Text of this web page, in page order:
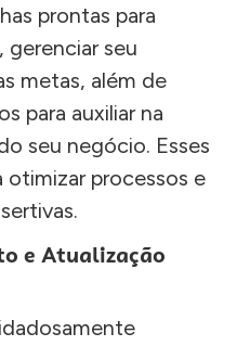
prontas para
gerenciar seu
metas, além de
para auxiliar na
seu negócio. Esses
otimizar processos e
e Atualização